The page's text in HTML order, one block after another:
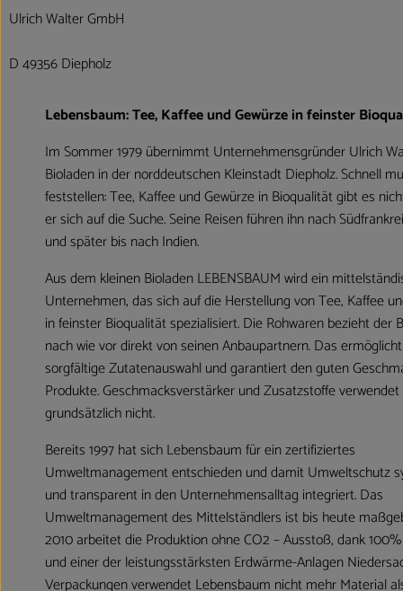
Ulrich Walter GmbH
D 49356 Diepholz
Lebensbaum: Tee, Kaffee und Gewürze in feinster
Im Sommer 1979 übernimmt Unternehmensgründer Ulrich
Bioladen in der norddeutschen Kleinstadt Diepholz. Schnell
feststellen: Tee, Kaffee und Gewürze in Bioqualität gibt es
er sich auf die Suche. Seine Reisen führen ihn nach
und später bis nach Indien.
Aus dem kleinen Bioladen LEBENSBAUM wird ein
Unternehmen, das sich auf die Herstellung von Tee, Kaffee
in feinster Bioqualität spezialisiert. Die Rohwaren bezieht der
nach wie vor direkt von seinen Anbaupartnern. Das
sorgfältige Zutatenauswahl und garantiert den guten
Produkte. Geschmacksverstärker und Zusatzstoffe
grundsätzlich nicht.
Bereits 1997 hat sich Lebensbaum für ein zertifiziertes
Umweltmanagement entschieden und damit Umweltschutz
und transparent in den Unternehmensalltag integriert. Das
Umweltmanagement des Mittelständlers ist bis heute
2010 arbeitet die Produktion ohne CO2 – Ausstoß, dank
und einer der leistungsstärksten Erdwärme-Anlagen
Verpackungen verwendet Lebensbaum nicht mehr Material